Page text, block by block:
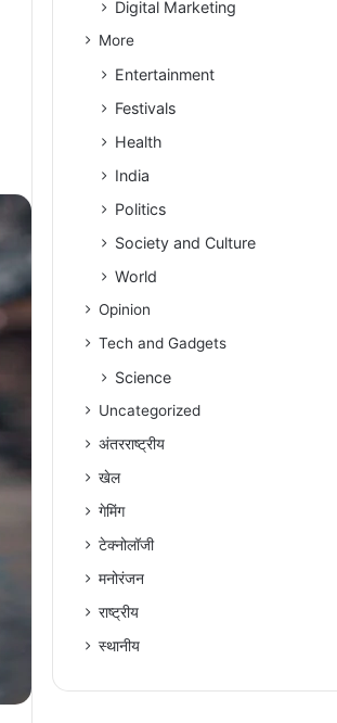
Digital Marketing
More
Entertainment
Festivals
Health
India
Politics
Society and Culture
World
Opinion
Tech and Gadgets
Science
Uncategorized
अंतरराष्ट्रीय
खेल
गेमिंग
टेक्नोलॉजी
मनोरंजन
राष्ट्रीय
स्थानीय